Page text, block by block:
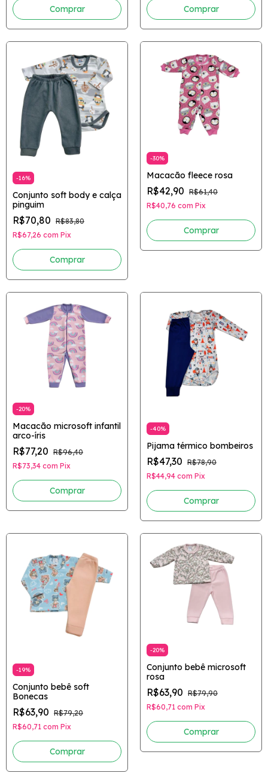
Comprar Comprar
-16%
Conjunto soft body e calça
pinguim
R$70,80 R$83,80
R$67,26 com Pix
Comprar
-30%
Macacão fleece rosa
R$42,90 R$61,40
R$40,76 com Pix
Comprar
-20%
Macacão microsoft infantil
arco-íris
R$77,20 R$96,40
R$73,34 com Pix
Comprar
-40%
Pijama térmico bombeiros
R$47,30 R$78,90
R$44,94 com Pix
Comprar
-19%
Conjunto bebê soft
Bonecas
R$63,90 R$79,20
R$60,71 com Pix
Comprar
-20%
Conjunto bebê microsoft
rosa
R$63,90 R$79,90
R$60,71 com Pix
Comprar